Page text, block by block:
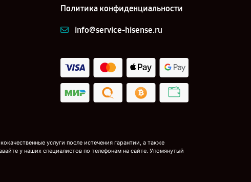
Политика конфиденциальности
info@service-hisense.ru
услуги после истечения гарантии, а также
у наших специалистов по телефонам на сайте. Упомянутый